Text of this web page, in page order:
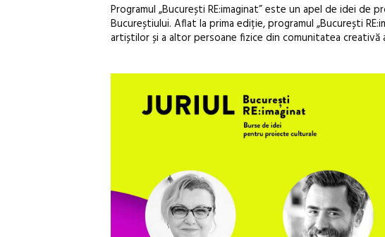
Programul „București RE:imaginat” este un apel de idei
Bucureștiului. Aflat la prima ediție, programul „București
artiștilor și a altor persoane fizice din comunitatea creativă